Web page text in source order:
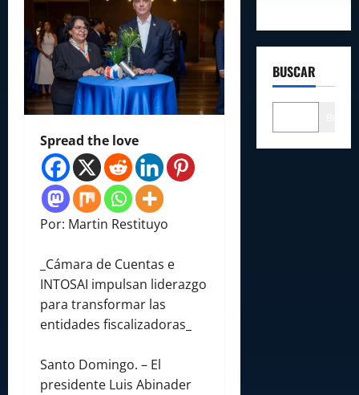
Spread the love
Por: Martin Restituyo
_Cámara de Cuentas e
INTOSAI impulsan liderazgo
para transformar las
entidades fiscalizadoras_
Santo Domingo. – El
presidente Luis Abinader
BUSCAR